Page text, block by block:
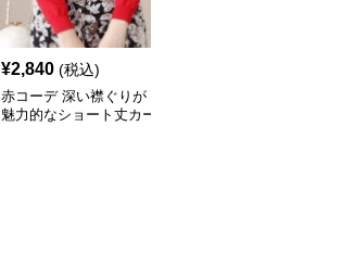
¥2,840 (税込)
赤コーデ 深い襟ぐりが
魅力的なショート丈カー